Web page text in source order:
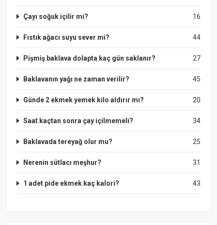
16
Çayı soğuk içilir mi?
44
Fıstık ağacı suyu sever mi?
27
Pişmiş baklava dolapta kaç gün saklanır?
45
Baklavanın yağı ne zaman verilir?
20
Günde 2 ekmek yemek kilo aldırır mı?
34
Saat kaçtan sonra çay içilmemeli?
25
Baklavada tereyağ olur mu?
31
Nerenin sütlacı meşhur?
43
1 adet pide ekmek kaç kalori?